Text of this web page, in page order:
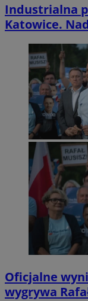
Industrialna
Katowice.
Oficjalne
wygrywa